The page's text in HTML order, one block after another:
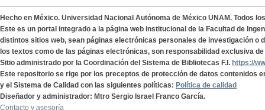
Hecho en México. Universidad Nacional Autónoma de México UNAM. Todos
Este es un portal integrado a la página web institucional de la Facultad de
distintos sitios web, sean páginas electrónicas personales de investigación o
los textos como de las páginas electrónicas, son responsabilidad exclusiva
Sitio administrado por la Coordinación del Sistema de Bibliotecas F.I. https://
Este repositorio se rige por los preceptos de protección de datos contenidos
y el Sistema de Calidad con las siguientes políticas: Política de calidad
Diseñador y administrador: Mtro Sergio Israel Franco García.
Contacto y asesoría